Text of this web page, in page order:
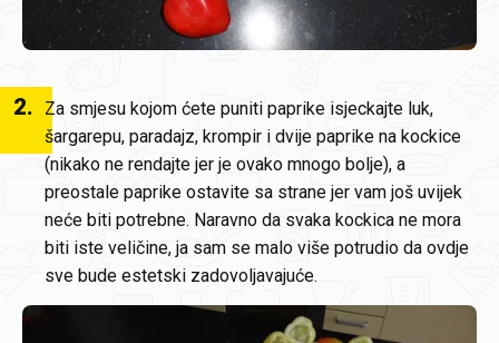
2.
Za smjesu kojom ćete puniti paprike isjeckajte luk,
šargarepu, paradajz, krompir i dvije paprike na kockice
(nikako ne rendajte jer je ovako mnogo bolje), a
preostale paprike ostavite sa strane jer vam još uvijek
neće biti potrebne. Naravno da svaka kockica ne mora
biti iste veličine, ja sam se malo više potrudio da ovdje
sve bude estetski zadovoljavajuće.